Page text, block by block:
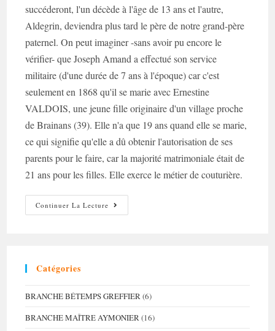
succéderont, l'un décède à l'âge de 13 ans et l'autre,
Aldegrin, deviendra plus tard le père de notre grand-père
paternel. On peut imaginer -sans avoir pu encore le
vérifier- que Joseph Amand a effectué son service
militaire (d'une durée de 7 ans à l'époque) car c'est
seulement en 1868 qu'il se marie avec Ernestine
VALDOIS, une jeune fille originaire d'un village proche
de Brainans (39). Elle n'a que 19 ans quand elle se marie,
ce qui signifie qu'elle a dû obtenir l'autorisation de ses
parents pour le faire, car la majorité matrimoniale était de
21 ans pour les filles. Elle exerce le métier de couturière.
Continuer La Lecture Un
Ancêtre
Catégories
BRANCHE BÉTEMPS GREFFIER(6)
BRANCHE MAÎTRE AYMONIER(16)